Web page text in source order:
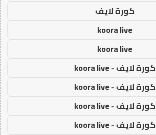
كورة لايف
koora live
koora live
كورة لايف - koora live
كورة لايف - koora live
كورة لايف - koora live
كورة لايف - koora live